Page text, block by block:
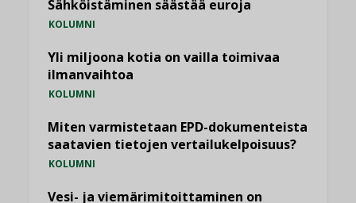
Sähköistäminen säästää euroja
KOLUMNI
Yli miljoona kotia on vailla toimivaa
ilmanvaihtoa
KOLUMNI
Miten varmistetaan EPD-dokumenteista
saatavien tietojen vertailukelpoisuus?
KOLUMNI
Vesi- ja viemärimitoittaminen on